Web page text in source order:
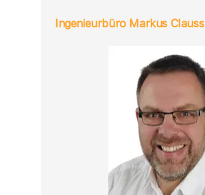
Ingenieurbüro Markus Clauss